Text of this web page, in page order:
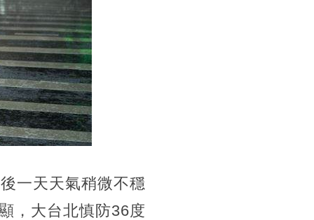
一天天氣稍微不穩
，大台北慎防36度